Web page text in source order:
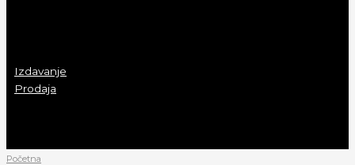
Izdavanje
Prodaja
Početna